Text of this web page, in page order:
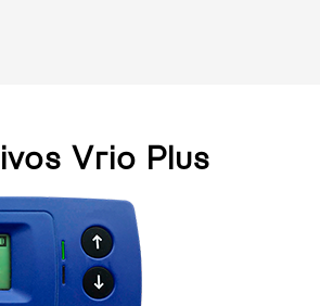
Vrio Plus